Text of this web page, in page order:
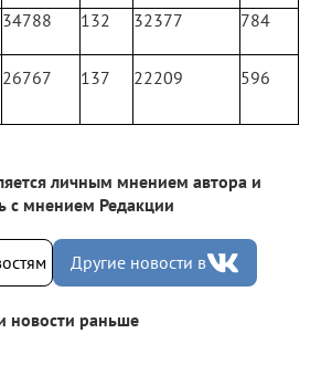
34788 132 32377 784
26767 137 22209 596
личным мнением автора и
с мнением Редакции
Другие новости в
новости раньше